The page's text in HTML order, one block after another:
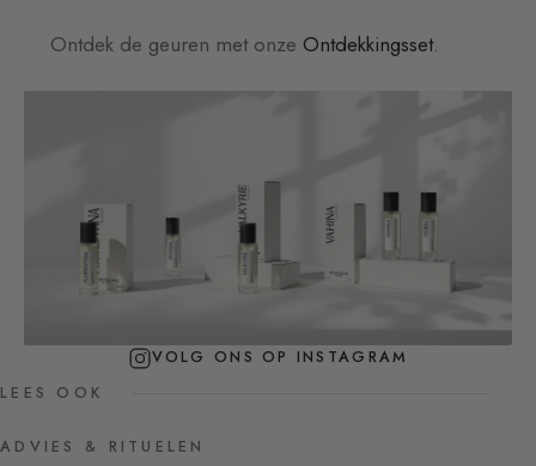
Ontdek de geuren met onze Ontdekkingsset.
VOLG ONS OP INSTAGRAM
LEES OOK
ADVIES & RITUELEN